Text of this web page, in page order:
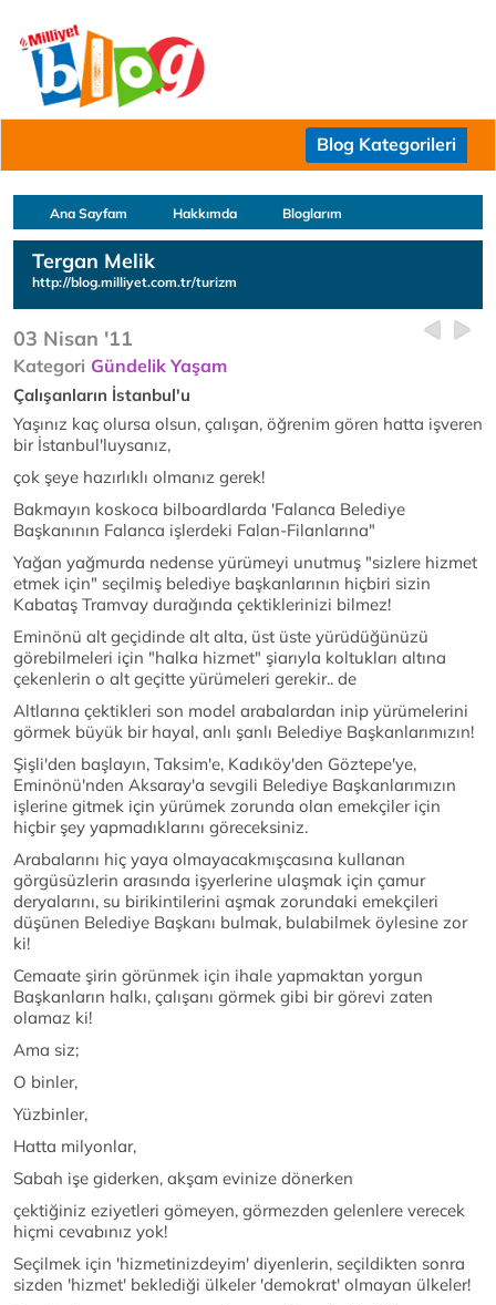
Blog Kategorileri
Ana Sayfam Hakkımda Bloglarım
Tergan Melik
http://blog.milliyet.com.tr/turizm
03 Nisan '11
Kategori Gündelik Yaşam
Çalışanların İstanbul'u
Yaşınız kaç olursa olsun, çalışan, öğrenim gören hatta işveren
bir İstanbul'luysanız,
çok şeye hazırlıklı olmanız gerek!
Bakmayın koskoca bilboardlarda 'Falanca Belediye
Başkanının Falanca işlerdeki Falan-Filanlarına"
Yağan yağmurda nedense yürümeyi unutmuş "sizlere hizmet
etmek için" seçilmiş belediye başkanlarının hiçbiri sizin
Kabataş Tramvay durağında çektiklerinizi bilmez!
Eminönü alt geçidinde alt alta, üst üste yürüdüğünüzü
görebilmeleri için "halka hizmet" şiarıyla koltukları altına
çekenlerin o alt geçitte yürümeleri gerekir.. de
Altlarına çektikleri son model arabalardan inip yürümelerini
görmek büyük bir hayal, anlı şanlı Belediye Başkanlarımızın!
Şişli'den başlayın, Taksim'e, Kadıköy'den Göztepe'ye,
Eminönü'nden Aksaray'a sevgili Belediye Başkanlarımızın
işlerine gitmek için yürümek zorunda olan emekçiler için
hiçbir şey yapmadıklarını göreceksiniz.
Arabalarını hiç yaya olmayacakmışcasına kullanan
görgüsüzlerin arasında işyerlerine ulaşmak için çamur
deryalarını, su birikintilerini aşmak zorundaki emekçileri
düşünen Belediye Başkanı bulmak, bulabilmek öylesine zor
ki!
Cemaate şirin görünmek için ihale yapmaktan yorgun
Başkanların halkı, çalışanı görmek gibi bir görevi zaten
olamaz ki!
Ama siz;
O binler,
Yüzbinler,
Hatta milyonlar,
Sabah işe giderken, akşam evinize dönerken
çektiğiniz eziyetleri gömeyen, görmezden gelenlere verecek
hiçmi cevabınız yok!
Seçilmek için 'hizmetinizdeyim' diyenlerin, seçildikten sonra
sizden 'hizmet' beklediği ülkeler 'demokrat' olmayan ülkeler!